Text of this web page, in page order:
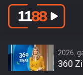
Maksimālo
2026.
360